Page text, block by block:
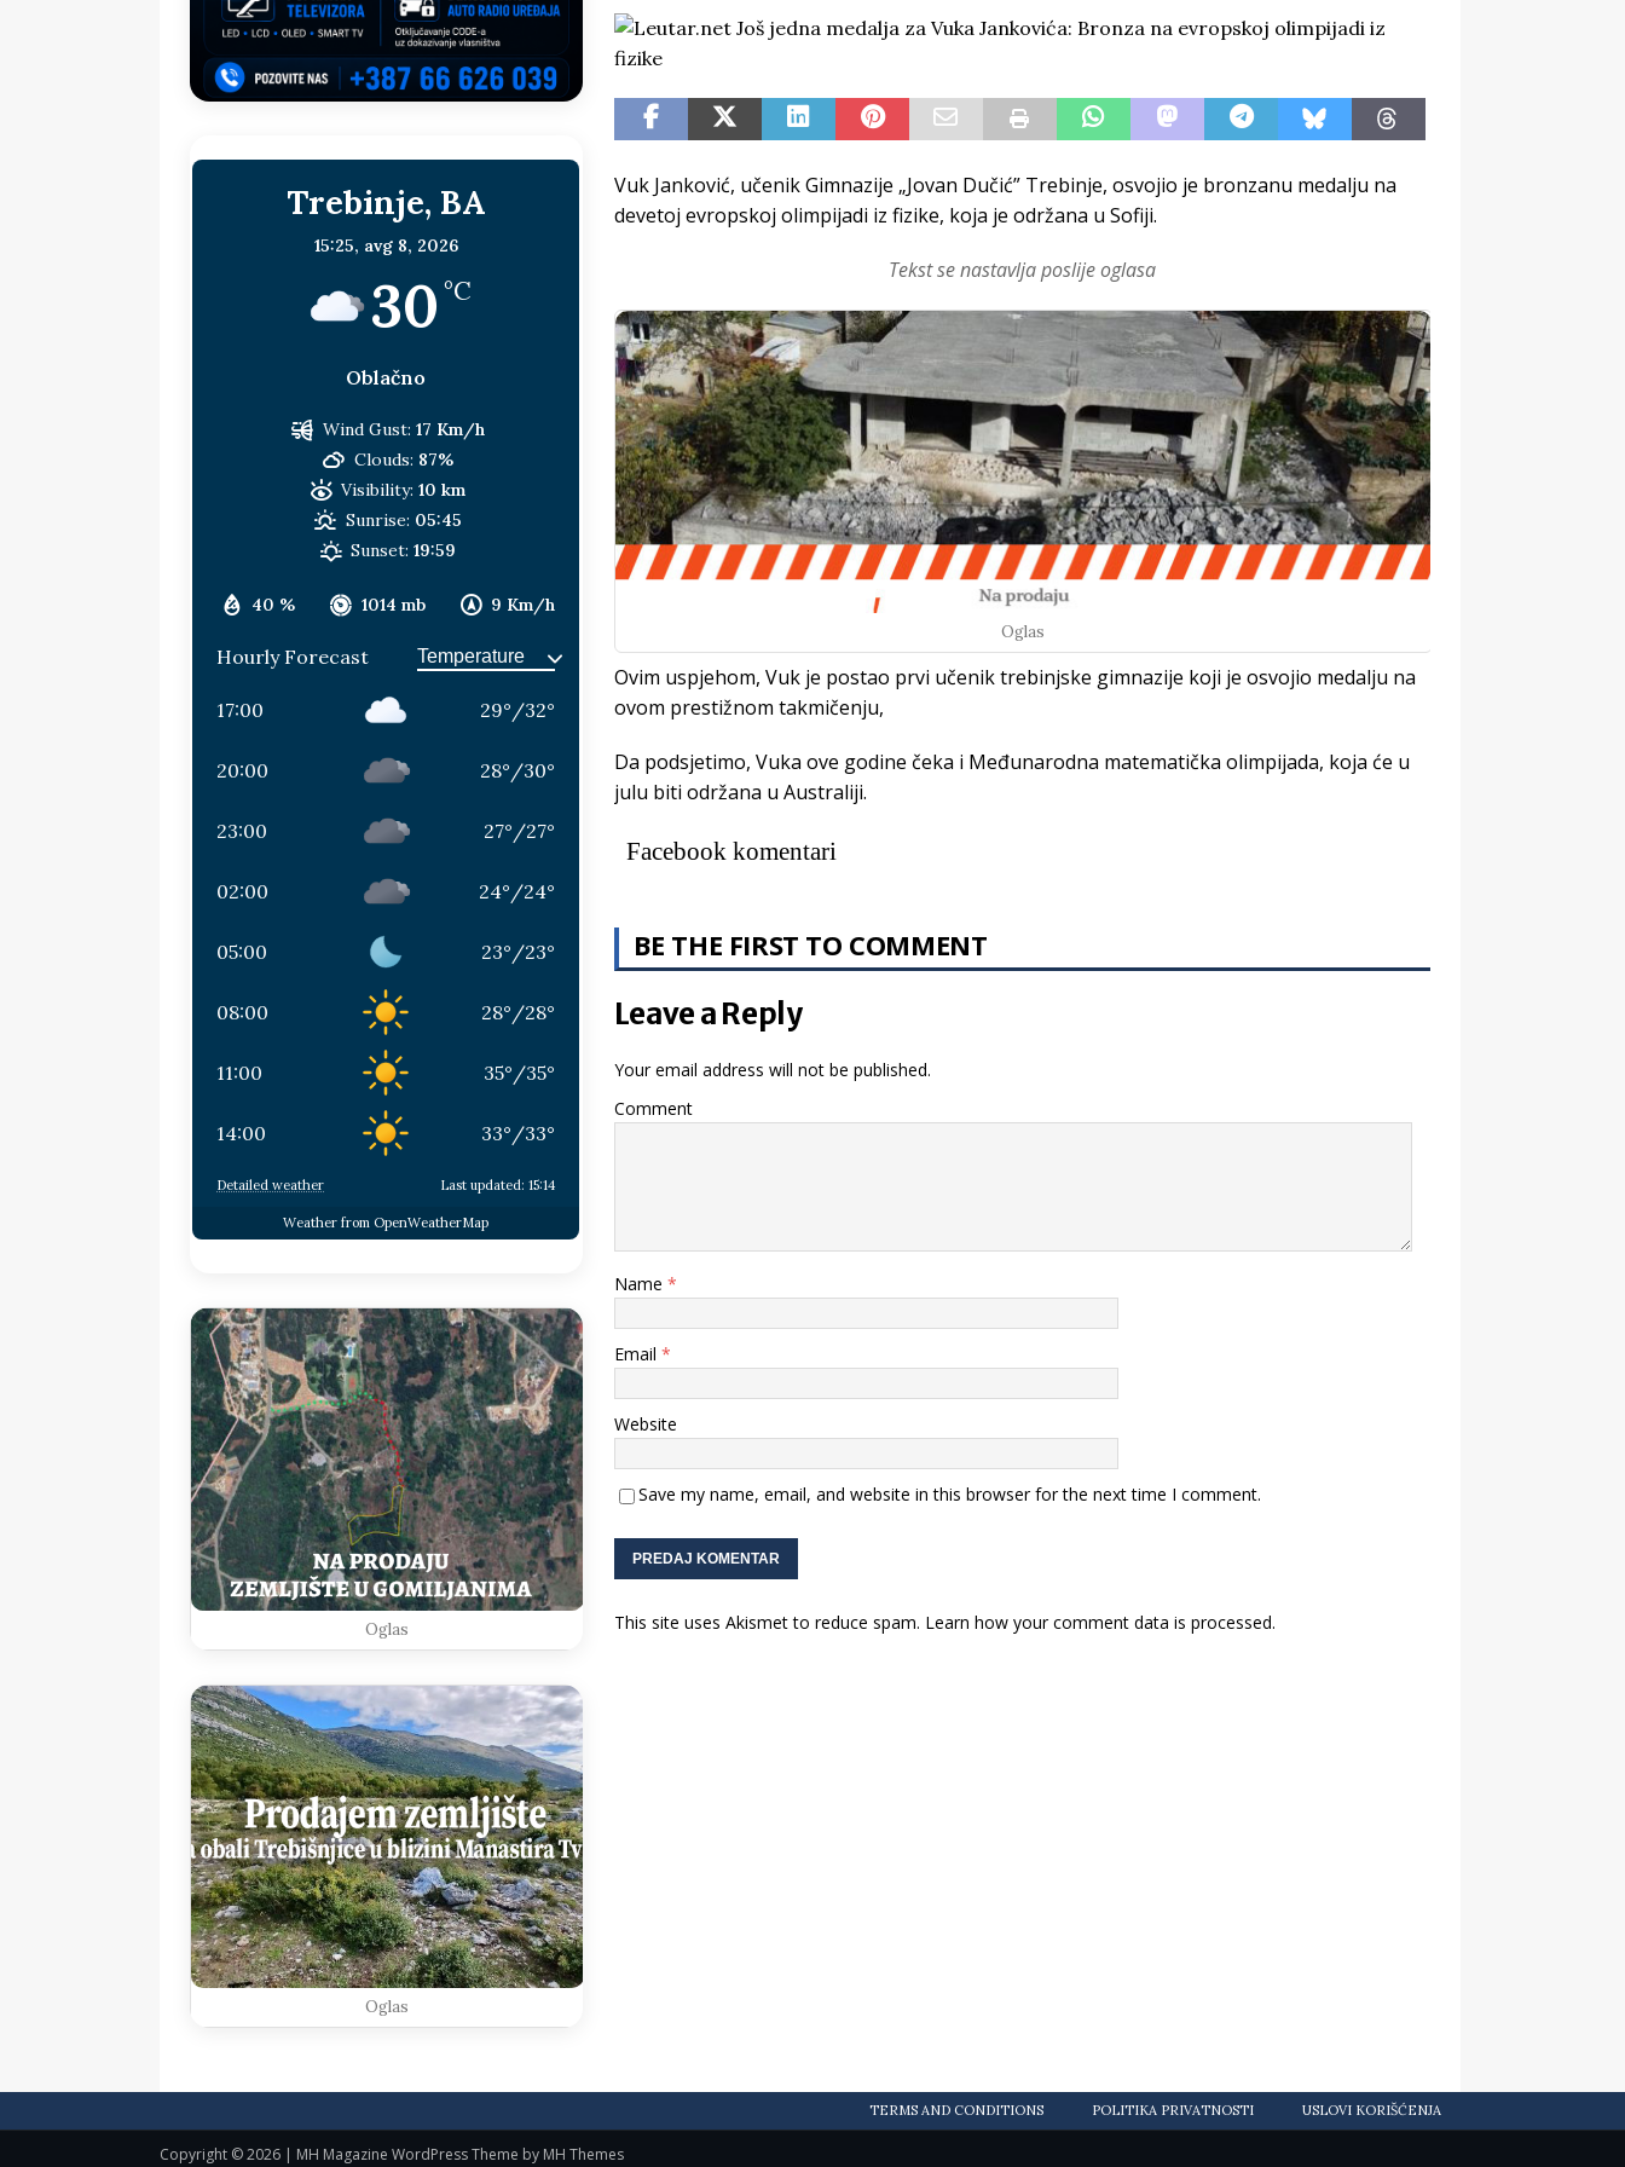
sljedeća meta!? BOSNA I HERCEGOVINA
[ 14. jul 2026. ] Budimiru je jako žao!
Dodik i Vučić nisu u sukobu, pogotovo nisu zbog Eleka LIČNI STAV
[ 11. jul 2026. ] Ako se povučemo i sve im prepustimo, ostaće nam samo siledžije i tišina
HERCEGOVINA
[ 9. jul 2026. ] RTRS-u blokirani svi računi
[ 30. jul 2026. ] Uhapšen bivši gradonačelnik Splita, Željko Kerum
Vuk Janković, učenik Gimnazije „Jovan Dučić” Trebinje, osvojio je bronzanu medalju na
devetoj evropskoj olimpijadi iz fizike, koja je održana u Sofiji.
Tekst se nastavlja poslije oglasa
Oglas
Ovim uspjehom, Vuk je postao prvi učenik trebinjske gimnazije koji je osvojio medalju na
ovom prestižnom takmičenju,
Da podsjetimo, Vuka ove godine čeka i Međunarodna matematička olimpijada, koja će u
julu biti održana u Australiji.
Facebook komentari
BE THE FIRST TO COMMENT
Leave a Reply
Your email address will not be published.
Comment
Name *
Email *
Website
Save my name, email, and website in this browser for the next time I comment.
This site uses Akismet to reduce spam. Learn how your comment data is processed.
Trebinje, BA
15:25, avg 8, 2026
30 °C
Oblačno
40 % 1014 mb 9 Km/h
Wind Gust: 17 Km/h
Clouds: 87%
Visibility: 10 km
Sunrise: 05:45
Sunset: 19:59
Hourly Forecast
17:00 29° /32°
20:00 28° /30°
23:00 27° /27°
02:00 24° /24°
05:00 23° /23°
08:00 28° /28°
11:00 35° /35°
14:00 33° /33°
Detailed weather Last updated: 15:14
Weather from OpenWeatherMap
Oglas
Oglas
TERMS AND CONDITIONS POLITIKA PRIVATNOSTI USLOVI KORIŠĆENJA
Copyright © 2026 | MH Magazine WordPress Theme by MH Themes